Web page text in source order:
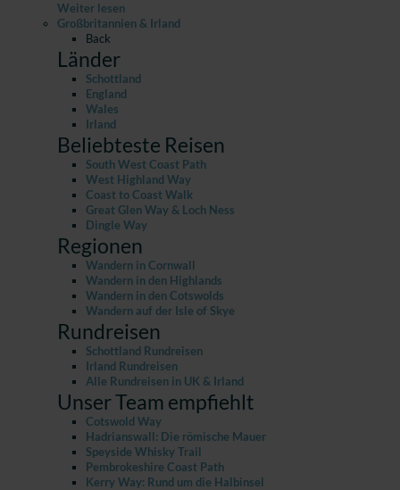
Weiter lesen
Großbritannien & Irland
Back
Länder
Schottland
England
Wales
Irland
Beliebteste Reisen
South West Coast Path
West Highland Way
Coast to Coast Walk
Great Glen Way & Loch Ness
Dingle Way
Regionen
Wandern in Cornwall
Wandern in den Highlands
Wandern in den Cotswolds
Wandern auf der Isle of Skye
Rundreisen
Schottland Rundreisen
Irland Rundreisen
Alle Rundreisen in UK & Irland
Unser Team empfiehlt
Cotswold Way
Hadrianswall: Die römische Mauer
Speyside Whisky Trail
Pembrokeshire Coast Path
Kerry Way: Rund um die Halbinsel